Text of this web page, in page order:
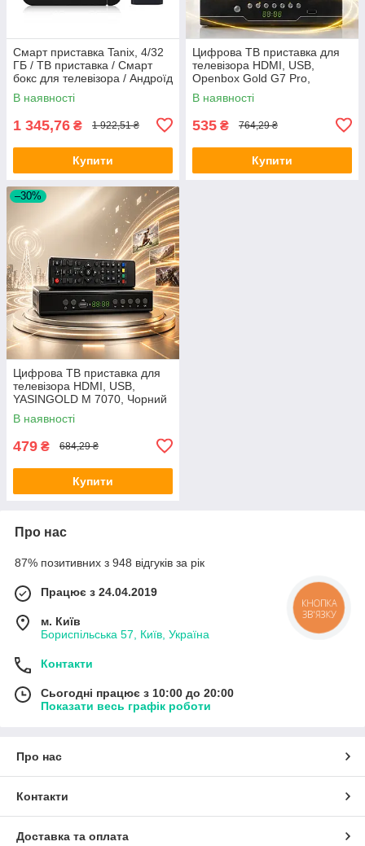
Смарт приставка Tanix, 4/32
ГБ / ТВ приставка / Смарт
бокс для телевізора / Андроїд
тв / Смарт ТВ
В наявності
1 345,76 ₴ 1 922,51 ₴
Купити
Цифрова ТВ приставка для
телевізора HDMI, USB,
Openbox Gold G7 Pro,
Чорний / Т2 приставка / Т2
тюнер для телевізора
В наявності
535 ₴ 764,29 ₴
Купити
–30%
Цифрова ТВ приставка для
телевізора HDMI, USB,
YASINGOLD M 7070, Чорний
/ Цифровий ефірний
приймач / ТВ тюнер
В наявності
479 ₴ 684,29 ₴
Купити
Про нас
87% позитивних з 948 відгуків за рік
Працює з 24.04.2019
м. Київ
Бориспільська 57, Київ, Україна
Контакти
Сьогодні працює з 10:00 до 20:00
Показати весь графік роботи
Про нас
Контакти
Доставка та оплата
КНОПКА
ЗВ'ЯЗКУ